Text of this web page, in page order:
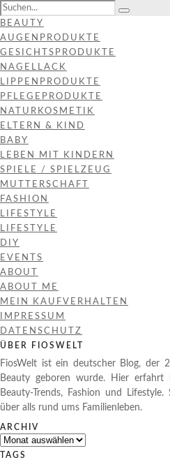
BEAUTY
AUGENPRODUKTE
GESICHTSPRODUKTE
NAGELLACK
LIPPENPRODUKTE
PFLEGEPRODUKTE
NATURKOSMETIK
ELTERN & KIND
BABY
LEBEN MIT KINDERN
SPIELE / SPIELZEUG
MUTTERSCHAFT
FASHION
LIFESTYLE
LIFESTYLE
DIY
EVENTS
ABOUT
ABOUT ME
MEIN KAUFVERHALTEN
IMPRESSUM
DATENSCHUTZ
ÜBER FIOSWELT
FiosWelt ist ein deutscher Blog, der
Beauty geboren wurde. Hier
Beauty-Trends, Fashion und
über alls rund ums Familienleben.
ARCHIV
Archiv
TAGS